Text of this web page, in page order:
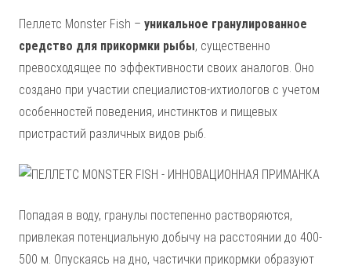
Пеллетс Monster Fish – уникальное гранулированное
средство для прикормки рыбы, существенно
превосходящее по эффективности своих аналогов. Оно
создано при участии специалистов-ихтиологов с учетом
особенностей поведения, инстинктов и пищевых
пристрастий различных видов рыб.
Попадая в воду, гранулы постепенно растворяются,
привлекая потенциальную добычу на расстоянии до 400-
500 м. Опускаясь на дно, частички прикормки образуют